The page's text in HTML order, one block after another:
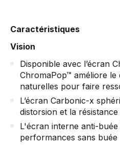
Caractéristiques
Vision
Disponible avec l’écran
ChromaPop™ améliore
naturelles pour faire
L’écran Carbonic-x
distorsion et la
L'écran interne anti-
performances sans buée